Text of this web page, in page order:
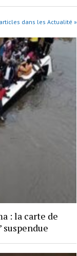
dans les Actualité »
: la carte de
suspendue